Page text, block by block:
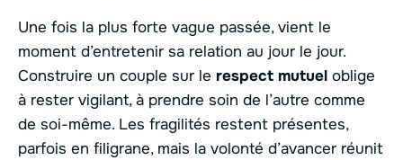
Une fois la plus forte vague passée, vient le
moment d’entretenir sa relation au jour le jour.
Construire un couple sur le respect mutuel oblige
à rester vigilant, à prendre soin de l’autre comme
de soi-même. Les fragilités restent présentes,
parfois en filigrane, mais la volonté d’avancer réunit